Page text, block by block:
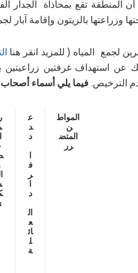
المنطقة تقع بمحاذاة الجدار
وزراعتها بالزيتون وإقامة آبار
الترخيص. فيما يلي أسماء
المواط
ن
المتض
رر
ع
د
د
ف
ر
د
ال
ع
ائ
ل
ة